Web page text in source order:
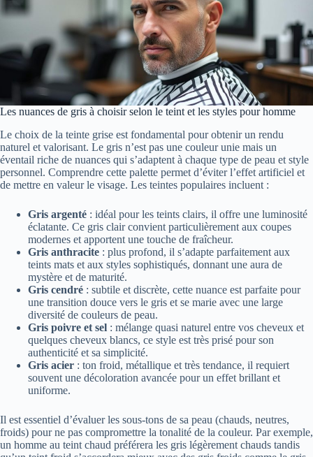
Les nuances de gris à choisir selon le teint et les styles pour homme
Le choix de la teinte grise est fondamental pour obtenir un rendu
naturel et valorisant. Le gris n’est pas une couleur unie mais un
éventail riche de nuances qui s’adaptent à chaque type de peau et style
personnel. Comprendre cette palette permet d’éviter l’effet artificiel et
de mettre en valeur le visage. Les teintes populaires incluent :
Gris argenté : idéal pour les teints clairs, il offre une luminosité
éclatante. Ce gris clair convient particulièrement aux coupes
modernes et apportent une touche de fraîcheur.
Gris anthracite : plus profond, il s’adapte parfaitement aux
teints mats et aux styles sophistiqués, donnant une aura de
mystère et de maturité.
Gris cendré : subtile et discrète, cette nuance est parfaite pour
une transition douce vers le gris et se marie avec une large
diversité de couleurs de peau.
Gris poivre et sel : mélange quasi naturel entre vos cheveux et
quelques cheveux blancs, ce style est très prisé pour son
authenticité et sa simplicité.
Gris acier : ton froid, métallique et très tendance, il requiert
souvent une décoloration avancée pour un effet brillant et
uniforme.
Il est essentiel d’évaluer les sous-tons de sa peau (chauds, neutres,
froids) pour ne pas compromettre la tonalité de la couleur. Par exemple,
un homme au teint chaud préférera les gris légèrement chauds tandis